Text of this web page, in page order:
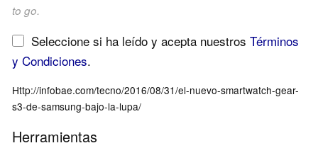
to go.
Seleccione si ha leído y acepta nuestrosTérminos
y Condiciones.
Http://infobae.com/tecno/2016/08/31/el-nuevo-smartwatch-gear-
s3-de-samsung-bajo-la-lupa/
Herramientas